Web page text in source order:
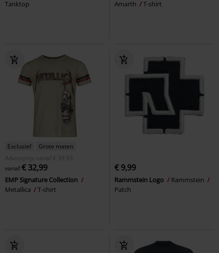
Tanktop Amarth T-shirt
Exclusief
Grote maten
Adviesprijs
vanaf € 39,99
vanaf€ 32,99
EMP Signature Collection
Metallica
T-shirt
€ 9,99
Rammstein Logo
Rammstein
Patch